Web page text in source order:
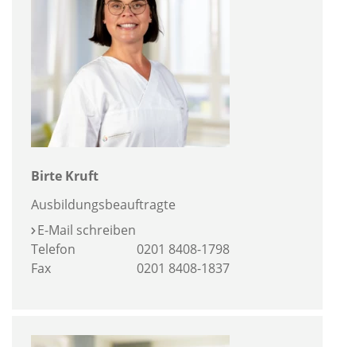
Birte Kruft
Ausbildungsbeauftragte
E-Mail schreiben
Telefon
0201 8408-1798
Fax
0201 8408-1837